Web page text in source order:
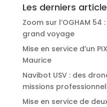
Les derniers
Zoom sur l’OGHAM
grand voyage
Mise en service d’un
Maurice
Navibot USV : des
missions
Mise en service de